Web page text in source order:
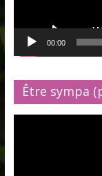
00:00
Être sympa